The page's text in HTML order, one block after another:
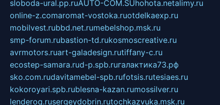
sloboda-ural.pp.ruAUTO-COM.SUhohota.netalimy.ru
online-z.comaromat-vostoka.ruotdelkaexp.ru
mobilvest.rubbd.net.rumebelshop.msk.ru
smp-forum.rubastion-td.rukosmoscreative.ru
avrmotors.ruart-galadesign.rutiffany-c.ru
ecostep-samara.rud-p.spb.ruгалактика73.рф
sko.com.rudavitamebel-spb.rufotsis.rutesiaes.ru
kokoroyari.spb.rublesna-kazan.rumossilver.ru
lenderoq.rusergeydobrin.rutochkazvuka.msk.ru